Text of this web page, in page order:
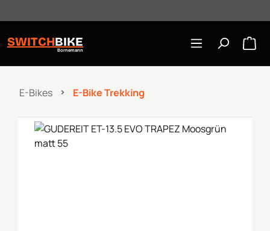
SWITCHBIKE
Bornemann
E-Bikes E-Bike Trekking
Bildergalerie überspringen